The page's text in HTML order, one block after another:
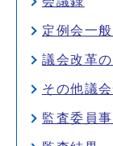
定例会一
議会改革
その他議
監査委員